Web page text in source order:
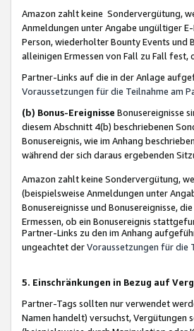
Amazon zahlt keine Sondervergütung,
Anmeldungen unter Angabe ungültiger
Person, wiederholter Bounty Events und
alleinigen Ermessen von Fall zu Fall
Partner-Links auf die in der Anlage
Voraussetzungen für die Teilnahme am
(b) Bonus-Ereignisse Bonusereignisse
diesem Abschnitt 4(b) beschriebenen
Bonusereignis, wie im Anhang
während der sich daraus ergebenden
Amazon zahlt keine Sondervergütung,
(beispielsweise Anmeldungen unter
Bonusereignisse und Bonusereignisse,
Ermessen, ob ein Bonusereignis
Partner-Links zu den im Anhang
ungeachtet derVoraussetzungen für die
5. Einschränkungen in Bezug auf
Partner-Tags sollten nur verwendet
Namen handelt) versuchst,